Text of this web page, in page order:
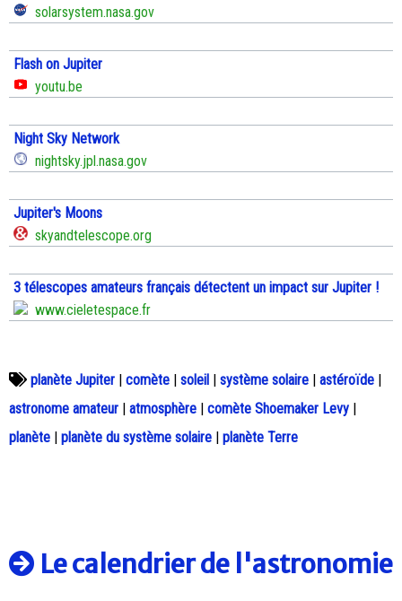
solarsystem.nasa.gov
Flash on Jupiter
youtu.be
Night Sky Network
nightsky.jpl.nasa.gov
Jupiter's Moons
skyandtelescope.org
3 télescopes amateurs français détectent un impact sur Jupiter !
www.cieletespace.fr
planète Jupiter comète soleil système solaire astéroïde
astronome amateur
atmosphère comète Shoemaker Levy
planète
planète du système solaire planète Terre
Le calendrier de l'astronomie